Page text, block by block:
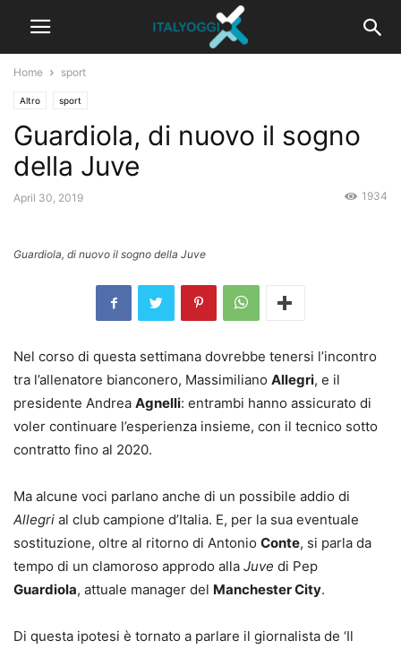
Home sport
Altro sport
Guardiola, di nuovo il sogno
della Juve
April 30, 2019 1934
Guardiola, di nuovo il sogno della Juve
Nel corso di questa settimana dovrebbe tenersi l’incontro
tra l’allenatore bianconero, Massimiliano Allegri, e il
presidente Andrea Agnelli: entrambi hanno assicurato di
voler continuare l’esperienza insieme, con il tecnico sotto
contratto fino al 2020.
Ma alcune voci parlano anche di un possibile addio di
Allegri al club campione d’Italia. E, per la sua eventuale
sostituzione, oltre al ritorno di Antonio Conte, si parla da
tempo di un clamoroso approdo alla Juve di Pep
Guardiola, attuale manager del Manchester City.
Di questa ipotesi è tornato a parlare il giornalista de ‘Il